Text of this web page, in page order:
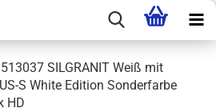
SILGRANIT Weiß mit
S White Edition Sonderfarbe
HD